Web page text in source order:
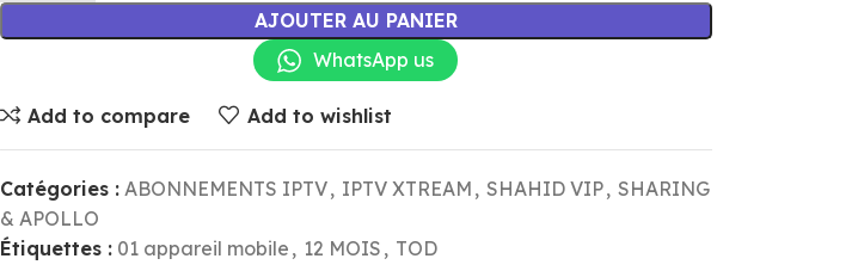
AJOUTER AU PANIER
WhatsApp us
Add to compare Add to wishlist
Catégories : ABONNEMENTS IPTV, IPTV XTREAM , SHAHID VIP, SHARING
& APOLLO
Étiquettes : 01 appareil mobile , 12 MOIS , TOD